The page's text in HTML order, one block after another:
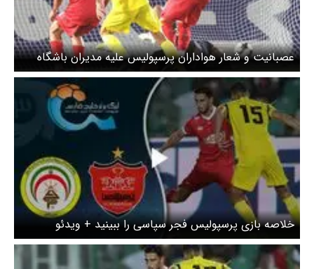
عصبانیت و شعار هواداران پرسپولیس علیه مدیران باشگاه
خلاصه بازی پرسپولیس فجر سپاسی را ببینید + ویدئو